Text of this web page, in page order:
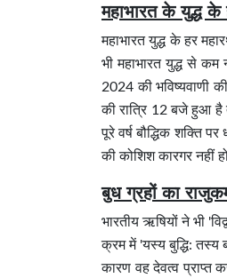
महाभारत के युद्ध के
महाभारत युद्ध के हर
भी महाभारत युद्ध से
2024 की भविष्यवाणी
की रात्रि 12 बजे हुआ
पूरे वर्ष बौद्धिक शक्ति
की कोशिश कारगर नहीं
बुध ग्रहों का
भारतीय ऋषियों ने भी
क्रम में 'यस्य बुद्धि: तस्य
कारण वह देवत्व प्राप्त